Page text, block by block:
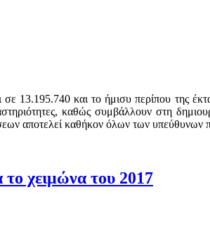
13.195.740 και το ήμισυ περίπου της
καθώς συμβάλλουν στη
αποτελεί καθήκον όλων των υπεύθυνων
χειμώνα του 2017